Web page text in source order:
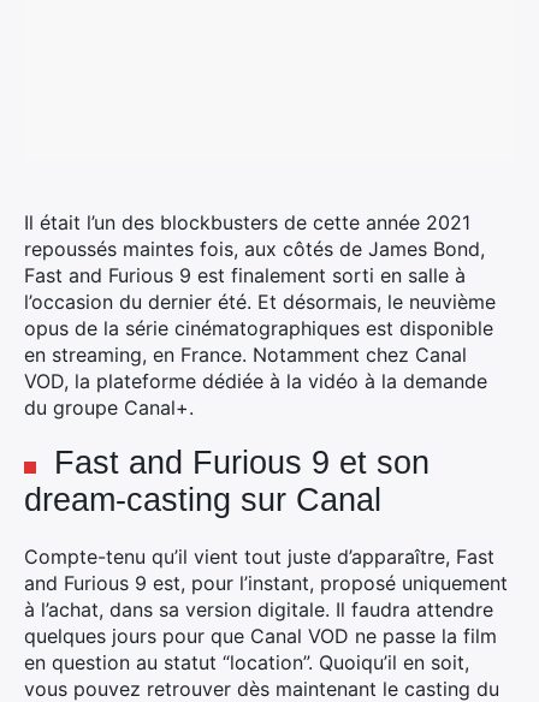
Il était l’un des blockbusters de cette année 2021
repoussés maintes fois, aux côtés de James Bond,
Fast and Furious 9 est finalement sorti en salle à
l’occasion du dernier été. Et désormais, le neuvième
opus de la série cinématographiques est disponible
en streaming, en France. Notamment chez Canal
VOD, la plateforme dédiée à la vidéo à la demande
du groupe Canal+.
Fast and Furious 9 et son
dream-casting sur Canal
Compte-tenu qu’il vient tout juste d’apparaître, Fast
and Furious 9 est, pour l’instant, proposé uniquement
à l’achat, dans sa version digitale. Il faudra attendre
quelques jours pour que Canal VOD ne passe la film
en question au statut “location”. Quoiqu’il en soit,
vous pouvez retrouver dès maintenant le casting du